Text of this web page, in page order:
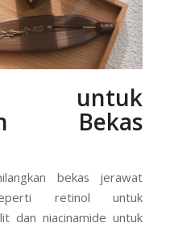
Bekas
bekas jerawat
retinol untuk
dan niacinamide untuk